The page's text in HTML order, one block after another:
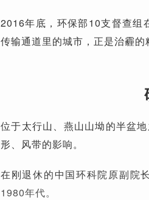
2016年底，环保部10支督查组
传输通道里的城市，正是治霾的
位于太行山、燕山山坳的半盆
形、风带的影响。
在刚退休的中国环科院原副院
1980年代。